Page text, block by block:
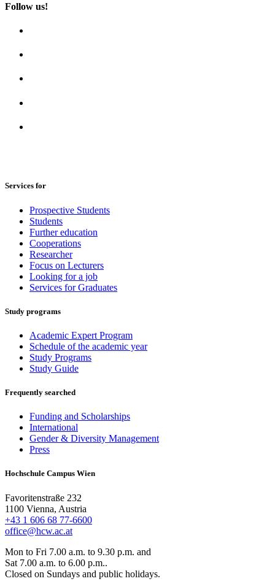
Follow us!
Services for
Prospective Students
Students
Further education
Cooperations
Researcher
Focus on Lecturers
Looking for a job
Services for Graduates
Study programs
Academic Expert Program
Schedule of the academic year
Study Programs
Study Guide
Frequently searched
Funding and Scholarships
International
Gender & Diversity Management
Press
Hochschule Campus Wien
Favoritenstraße 232
1100 Vienna, Austria
+43 1 606 68 77-6600
office@hcw.ac.at
Mon to Fri 7.00 a.m. to 9.30 p.m. and
Sat 7.00 a.m. to 6.00 p.m..
Closed on Sundays and public holidays.